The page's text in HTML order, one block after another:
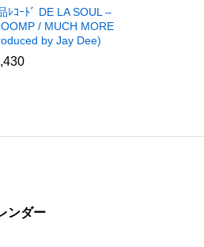
ﾚｺｰﾄﾞ DE LA SOUL –
/ MUCH MORE
by Jay Dee)
ンダー